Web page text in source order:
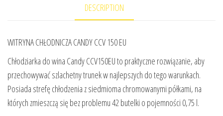
DESCRIPTION
WITRYNA CHŁODNICZA CANDY CCV 150 EU
Chłodziarka do wina Candy CCV150EU to praktyczne rozwiązanie, aby
przechowywać szlachetny trunek w najlepszych do tego warunkach.
Posiada strefę chłodzenia z siedmioma chromowanymi półkami, na
których zmieszczą się bez problemu 42 butelki o pojemności 0,75 l.